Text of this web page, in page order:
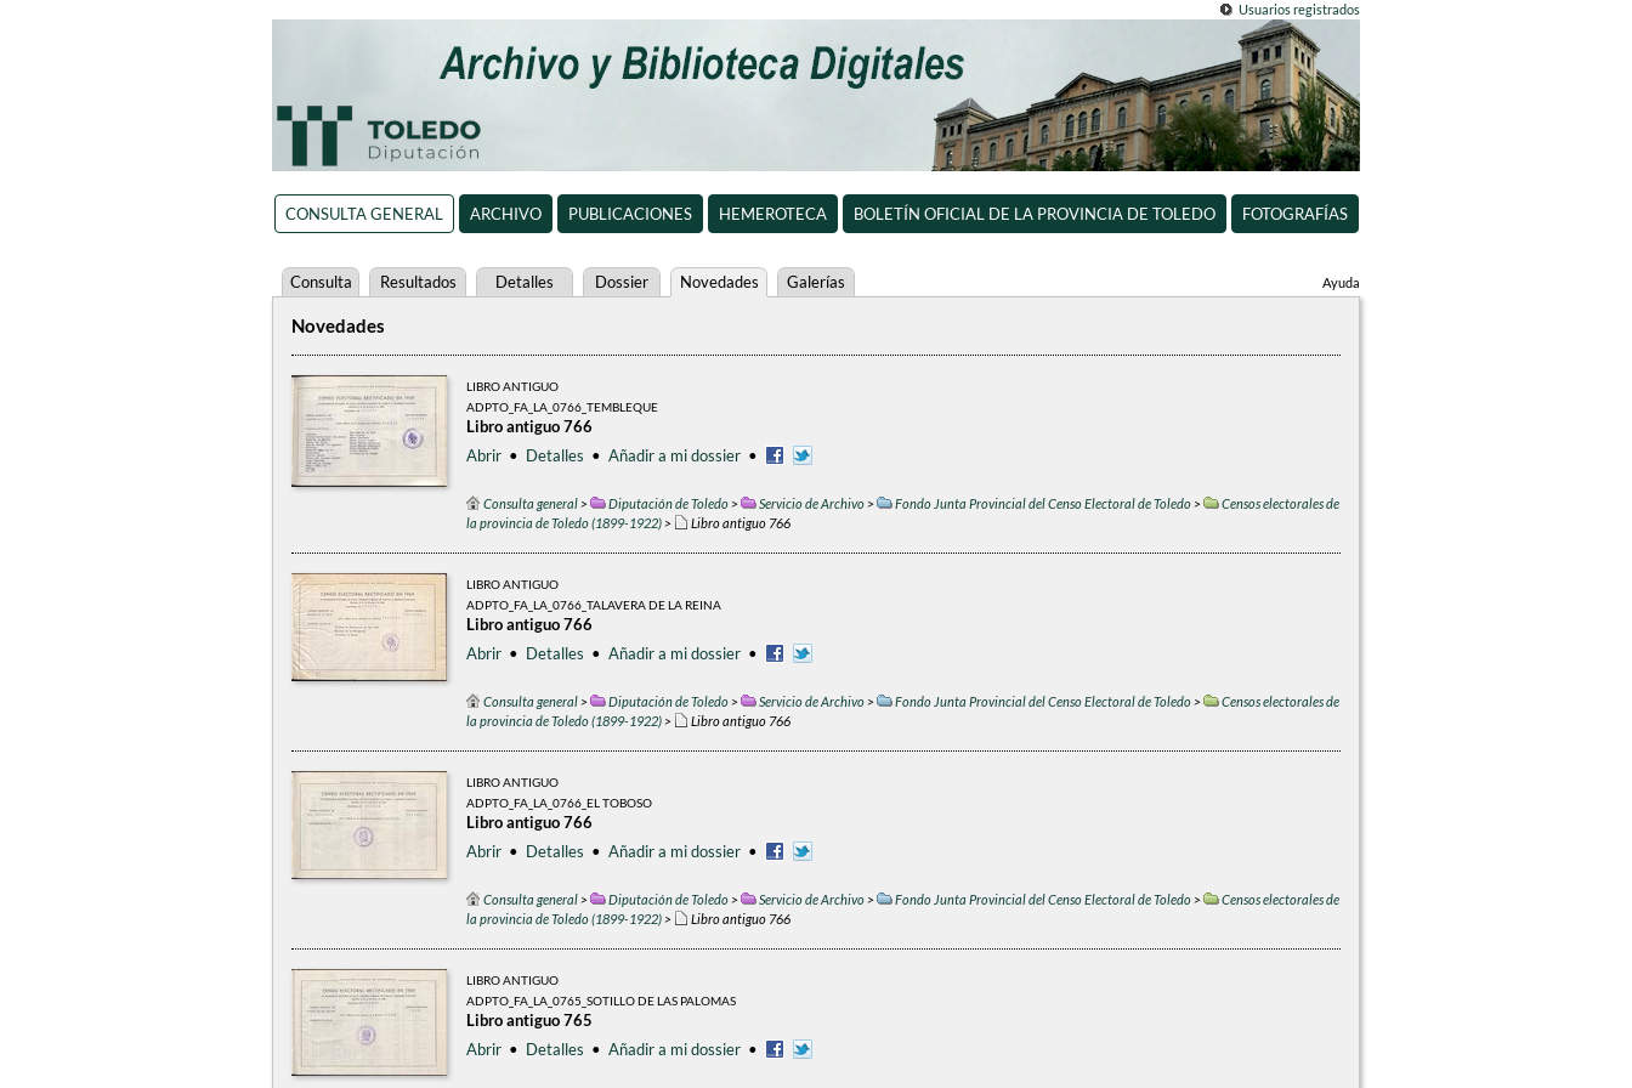
Usuarios registrados
CONSULTA GENERAL ARCHIVO PUBLICACIONES HEMEROTECA BOLETÍN OFICIAL DE LA PROVINCIA DE TOLEDO FOTOGRAFÍAS
Ayuda
Consulta Resultados Detalles Dossier Novedades Galerías
Novedades
LIBRO ANTIGUO
ADPTO_FA_LA_0766_TEMBLEQUE
Libro antiguo 766
Abrir • Detalles • Añadir a mi dossier •
Consulta general> Diputación de Toledo> Servicio de Archivo> Fondo Junta Provincial del Censo Electoral de Toledo>
Censos electorales de
la provincia de Toledo (1899-1922)> Libro antiguo 766
LIBRO ANTIGUO
ADPTO_FA_LA_0766_TALAVERA DE LA REINA
Libro antiguo 766
Abrir • Detalles • Añadir a mi dossier •
Consulta general> Diputación de Toledo> Servicio de Archivo> Fondo Junta Provincial del Censo Electoral de Toledo>
Censos electorales de
la provincia de Toledo (1899-1922)> Libro antiguo 766
LIBRO ANTIGUO
ADPTO_FA_LA_0766_EL TOBOSO
Libro antiguo 766
Abrir • Detalles • Añadir a mi dossier •
Consulta general> Diputación de Toledo> Servicio de Archivo> Fondo Junta Provincial del Censo Electoral de Toledo>
Censos electorales de
la provincia de Toledo (1899-1922)> Libro antiguo 766
LIBRO ANTIGUO
ADPTO_FA_LA_0765_SOTILLO DE LAS PALOMAS
Libro antiguo 765
Abrir • Detalles • Añadir a mi dossier •